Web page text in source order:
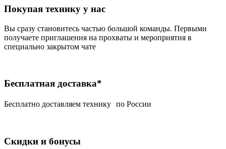
Покупая технику у нас
Вы сразу становитесь частью большой команды. Первыми
получаете приглашения на прохваты и мероприятия в
специально закрытом чате
Бесплатная доставка*
Беcплатно доставляем технику по России
Скидки и бонусы